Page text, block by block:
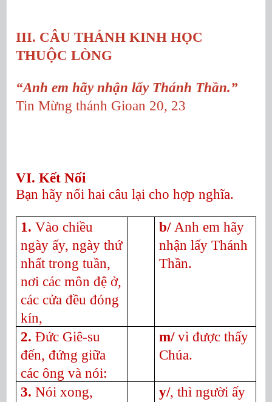
III. CÂU THÁNH KINH HỌC
THUỘC LÒNG
“Anh em hãy nhận lấy Thánh Thần.”
Tin Mừng thánh Gioan 20, 23
VI. Kết Nối
Bạn hãy nối hai câu lại cho hợp nghĩa.
1. Vào chiều
ngày ấy, ngày thứ
nhất trong tuần,
nơi các môn đệ ở,
các cửa đều đóng
kín,
b/Anh em hãy
nhận lấy Thánh
Thần.
2. Đức Giê-su
đến, đứng giữa
các ông và nói:
m/vì được thấy
Chúa.
3. Nói xong,
y/, thì người ấy